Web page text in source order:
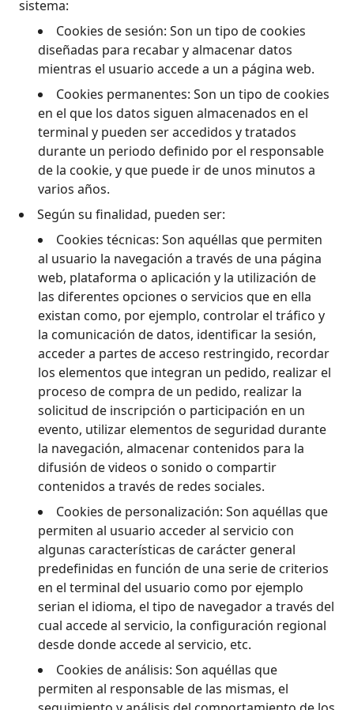
sistema:
Cookies de sesión: Son un tipo de cookies
diseñadas para recabar y almacenar datos
mientras el usuario accede a un a página web.
Cookies permanentes: Son un tipo de cookies
en el que los datos siguen almacenados en el
terminal y pueden ser accedidos y tratados
durante un periodo definido por el responsable
de la cookie, y que puede ir de unos minutos a
varios años.
Según su finalidad, pueden ser:
Cookies técnicas: Son aquéllas que permiten
al usuario la navegación a través de una página
web, plataforma o aplicación y la utilización de
las diferentes opciones o servicios que en ella
existan como, por ejemplo, controlar el tráfico y
la comunicación de datos, identificar la sesión,
acceder a partes de acceso restringido, recordar
los elementos que integran un pedido, realizar el
proceso de compra de un pedido, realizar la
solicitud de inscripción o participación en un
evento, utilizar elementos de seguridad durante
la navegación, almacenar contenidos para la
difusión de videos o sonido o compartir
contenidos a través de redes sociales.
Cookies de personalización: Son aquéllas que
permiten al usuario acceder al servicio con
algunas características de carácter general
predefinidas en función de una serie de criterios
en el terminal del usuario como por ejemplo
serian el idioma, el tipo de navegador a través del
cual accede al servicio, la configuración regional
desde donde accede al servicio, etc.
Cookies de análisis: Son aquéllas que
permiten al responsable de las mismas, el